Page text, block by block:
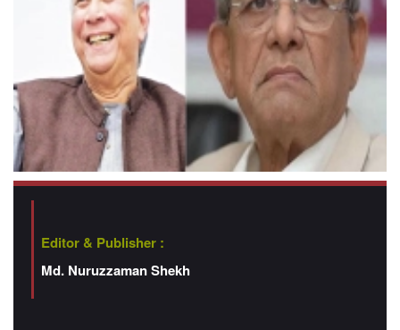
Editor & Publisher :
Md. Nuruzzaman Shekh